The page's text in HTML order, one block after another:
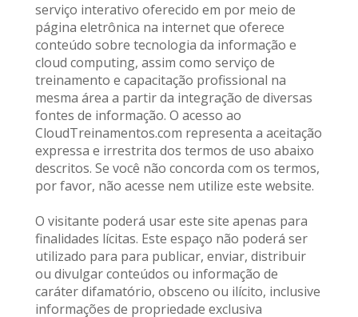
serviço interativo oferecido em por meio de
página eletrônica na internet que oferece
conteúdo sobre tecnologia da informação e
cloud computing, assim como serviço de
treinamento e capacitação profissional na
mesma área a partir da integração de diversas
fontes de informação. O acesso ao
CloudTreinamentos.com representa a aceitação
expressa e irrestrita dos termos de uso abaixo
descritos. Se você não concorda com os termos,
por favor, não acesse nem utilize este website.
O visitante poderá usar este site apenas para
finalidades lícitas. Este espaço não poderá ser
utilizado para para publicar, enviar, distribuir
ou divulgar conteúdos ou informação de
caráter difamatório, obsceno ou ilícito, inclusive
informações de propriedade exclusiva